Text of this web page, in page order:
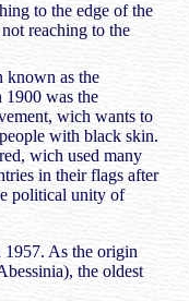
to the edge of the
reaching to the
known as the
1900 was the
wich wants to
with black skin.
wich used many
in their flags after
political unity of
As the origin
the oldest